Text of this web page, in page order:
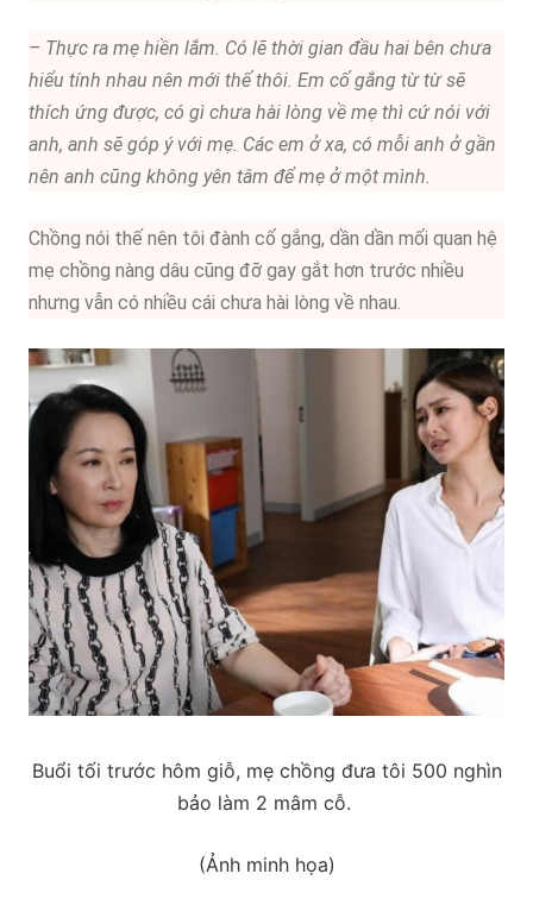
– Thực ra mẹ hiền lắm. Có lẽ thời gian đầu hai bên chưa
hiểu tính nhau nên mới thế thôi. Em cố gắng từ từ sẽ
thích ứng được, có gì chưa hài lòng về mẹ thì cứ nói với
anh, anh sẽ góp ý với mẹ. Các em ở xa, có mỗi anh ở gần
nên anh cũng không yên tâm để mẹ ở một mình.
Chồng nói thế nên tôi đành cố gắng, dần dần mối quan hệ
mẹ chồng nàng dâu cũng đỡ gay gắt hơn trước nhiều
nhưng vẫn có nhiều cái chưa hài lòng về nhau.
Buổi tối trước hôm giỗ, mẹ chồng đưa tôi 500 nghìn
bảo làm 2 mâm cỗ.
(Ảnh minh họa)